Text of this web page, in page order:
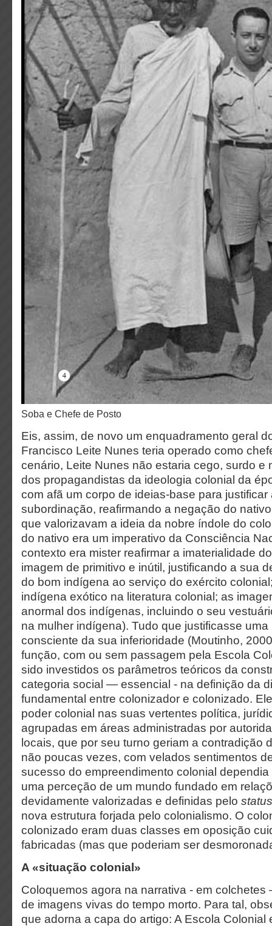
Soba e Chefe de Posto
Eis, assim, de novo um enquadramento geral
Francisco Leite Nunes teria operado como
cenário, Leite Nunes não estaria cego, surdo e
dos propagandistas da ideologia colonial da
com afã um corpo de ideias-base para
subordinação, reafirmando a negação do
que valorizavam a ideia da nobre índole do
do nativo era um imperativo da Consciência
contexto era mister reafirmar a imaterialidade
imagem de primitivo e inútil, justificando a sua
do bom indígena ao serviço do exército
indígena exótico na literatura colonial; as
anormal dos indígenas, incluindo o seu
na mulher indígena). Tudo que justificasse
consciente da sua inferioridade (Moutinho,
função, com ou sem passagem pela Escola
sido investidos os parâmetros teóricos da
categoria social — essencial - na definição da
fundamental entre colonizador e colonizado.
poder colonial nas suas vertentes política,
agrupadas em áreas administradas por
locais, que por seu turno geriam a contradição
não poucas vezes, com velados sentimentos
sucesso do empreendimento colonial
uma perceção de um mundo fundado em
devidamente valorizadas e definidas pelo status
nova estrutura forjada pelo colonialismo. O
colonizado eram duas classes em oposição
fabricadas (mas que poderiam ser
A «situação colonial»
Coloquemos agora na narrativa - em colchetes
de imagens vivas do tempo morto. Para tal,
que adorna a capa do artigo: A Escola Colonial